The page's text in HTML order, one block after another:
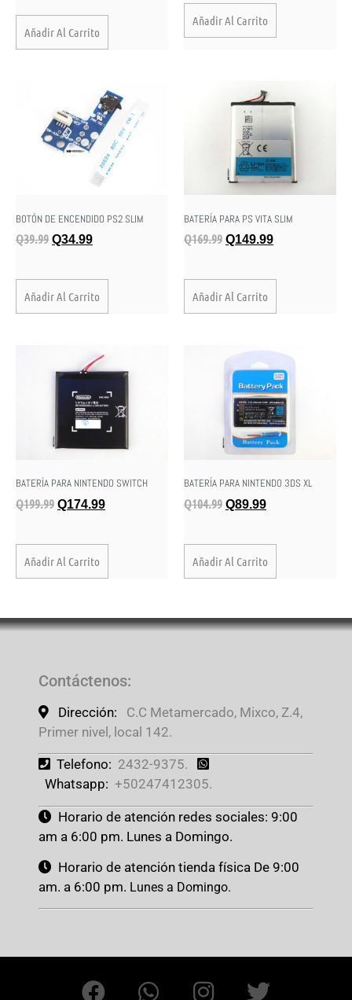
Añadir Al Carrito
Añadir Al Carrito
BOTÓN DE ENCENDIDO PS2 SLIM
Q39.99 Q34.99
Añadir Al Carrito
BATERÍA PARA PS VITA SLIM
Q169.99 Q149.99
Añadir Al Carrito
BATERÍA PARA NINTENDO SWITCH
Q199.99 Q174.99
Añadir Al Carrito
BATERÍA PARA NINTENDO 3DS XL
Q104.99 Q89.99
Añadir Al Carrito
Contáctenos:
Dirección:
C.C Metamercado, Mixco, Z.4,
Primer nivel, local 142.
Telefono: 2432-9375.
Whatsapp: +50247412305.
Horario de atención redes sociales: 9:00
am a 6:00 pm. Lunes a Domingo.
Horario de atención tienda física De 9:00
am. a 6:00 pm. Lunes a Domingo.